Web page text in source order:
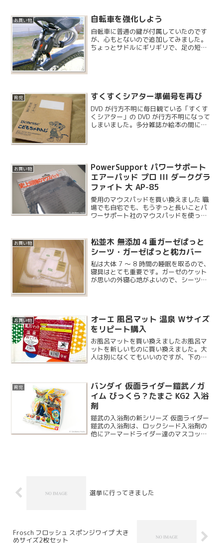
お買い物 自転車を強化しよう
自転車に普通の鍵が付属していたのです
が、心もとないので追加してみました。
ちょっとサドルにギリギリで、足の短さ
育児 すくすくシアター準備号を再び
DVD が行方不明に毎日観ている「すくす
くシアター」の DVD が行方不明になって
しまいました。多分雑誌か絵本の間に挟
お買い物
PowerSupport パワーサポート
エアーパッド プロ III ダークグラ
ファイト 大 AP-85
愛用のマウスパッドを買い換えました 職
場でも自宅でも、もうずっと長いことパ
ワーサポート社のマウスパッドを使って
は一日中使っているので操作感にはこだ
わりたいところです。マ...
お買い物
松並木 無添加４重ガーゼぱっと
シーツ・ガーゼぱっと枕カバー
私は大体 7 〜 8 時間の睡眠を取るので、
寝具はとても重要です。ガーゼのケット
が思いの外寝心地がよいので、シーツと
お買い物
オーエ 風呂マット 温泉 Ｗサイズ
をリピート購入
お風呂マットを買い換えましたお風呂マ
ットを新しいものに買い換えました。大
人は別になくてもいいのですが、下の子
ます。後は転んだ時のクッションとして
備えています。先日温泉に...
育児
バンダイ 仮面ライダー鎧武／ガ
イム びっくら？たまご KG2 入浴
剤
鎧武の入浴剤の新シリーズ 仮面ライダー
鎧武の入浴剤は、ロックシード入浴剤の
他にアーマードライダー達のマスコット
選挙に行ってきました
Frosch フロッシュ スポンジワイプ 大き
めサイズ2枚セット